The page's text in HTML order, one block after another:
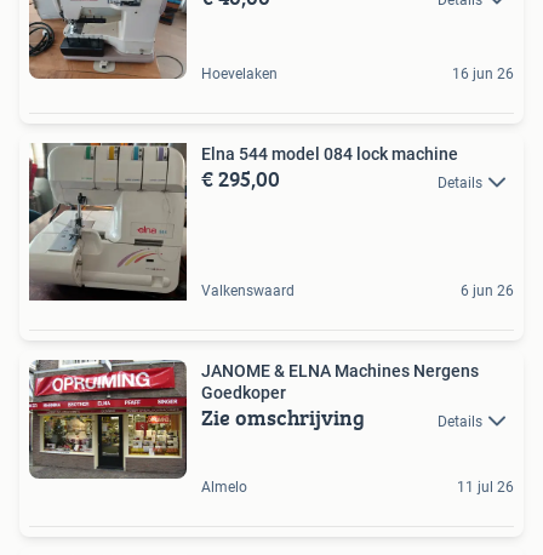
Hoevelaken 16 jun 26
Elna 544 model 084 lock machine
€ 295,00 Details
Valkenswaard 6 jun 26
JANOME & ELNA Machines Nergens
Goedkoper
Zie omschrijving Details
Almelo 11 jul 26